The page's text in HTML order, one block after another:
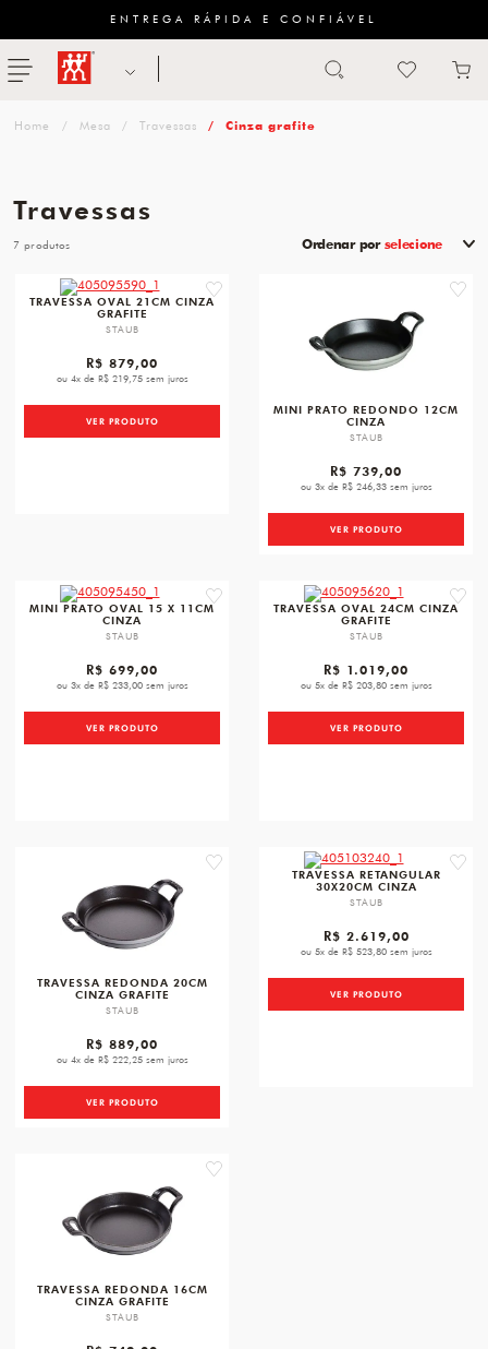
ENTREGA RÁPIDA E CONFIÁVEL
menu ZWILLING
PANELAS
TALHERES
Mesa Travessas Cinza grafite
Travessas
Ordenar por selecione
7
favorite
TRAVESSA OVAL 21CM CINZA
GRAFITE
STAUB
R$ 879,00
ou 4x de R$ 219,75 sem juros
VER PRODUTO
MINI PRATO REDONDO 12CM
CINZA
STAUB
R$ 739,00
ou 3x de R$ 246,33 sem juros
VER PRODUTO
favorite
MINI PRATO OVAL 15 X 11CM
CINZA
STAUB
R$ 699,00
ou 3x de R$ 233,00 sem juros
VER PRODUTO
TRAVESSA OVAL 24CM CINZA
GRAFITE
STAUB
R$ 1.019,00
ou 5x de R$ 203,80 sem juros
VER PRODUTO
favorite
TRAVESSA REDONDA 20CM
CINZA GRAFITE
STAUB
R$ 889,00
ou 4x de R$ 222,25 sem juros
VER PRODUTO
TRAVESSA RETANGULAR
30X20CM CINZA
STAUB
R$ 2.619,00
ou 5x de R$ 523,80 sem juros
VER PRODUTO
favorite
TRAVESSA REDONDA 16CM
CINZA GRAFITE
STAUB